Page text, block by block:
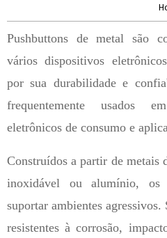
Pushbuttons de metal são
vários dispositivos
por sua durabilidade e
frequentemente usados
eletrônicos de consumo e
Construídos a partir de metais
inoxidável ou alumínio, os
suportar ambientes
resistentes à corrosão,